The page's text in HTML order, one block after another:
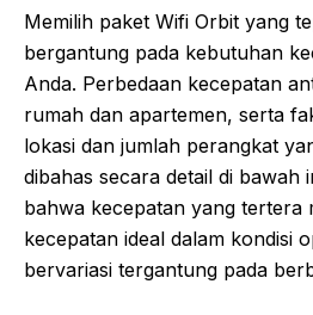
Memilih paket Wifi Orbit yang
bergantung pada kebutuhan
Anda. Perbedaan kecepatan
rumah dan apartemen, serta
lokasi dan jumlah perangkat
dibahas secara detail di bawah
bahwa kecepatan yang tertera
kecepatan ideal dalam kondisi
bervariasi tergantung pada